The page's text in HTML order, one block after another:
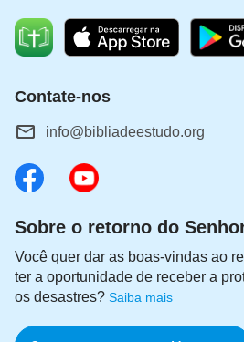
Contate-nos
info@bibliadeestudo.org
Sobre o retorno do
Você quer dar as boas-vindas ao
ter a oportunidade de receber a
os desastres? Saiba mais